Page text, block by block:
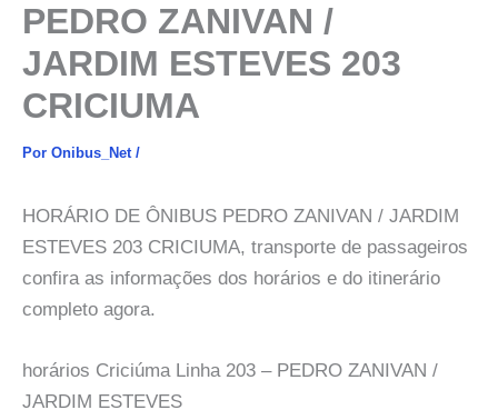
PEDRO ZANIVAN /
JARDIM ESTEVES 203
CRICIUMA
Por Onibus_Net /
HORÁRIO DE ÔNIBUS PEDRO ZANIVAN / JARDIM
ESTEVES 203 CRICIUMA, transporte de passageiros
confira as informações dos horários e do itinerário
completo agora.
horários Criciúma Linha 203 – PEDRO ZANIVAN /
JARDIM ESTEVES